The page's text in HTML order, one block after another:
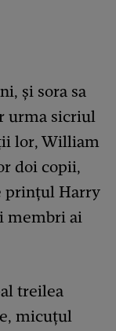
și sora sa
urma sicriul
lor, William
doi copii,
prințul Harry
membri ai
treilea
micuțul